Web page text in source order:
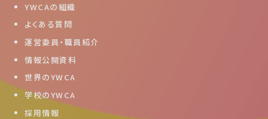
YWCAの組織
よくある質問
運営委員・職員紹介
情報公開資料
世界のYWCA
学校のYWCA
採用情報